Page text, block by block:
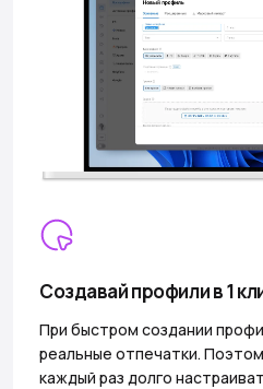
Создавай профили в 1
При быстром создании
реальные отпечатки.
каждый раз долго